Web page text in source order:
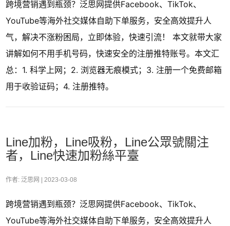
跨境营销遇到瓶颈？泛思网提供Facebook、TikTok、
YouTube等海外社交媒体自助下单服务，安全高效提升人
气，解决不涨粉困局，立即体验，快速引流！ 本文就带大家
讲解如何不用手机号码，快速安全的注册推特账号。本文汇
总：1. 科学上网；2. 浏览器无痕模式；3. 注册一个免费邮箱
用于收验证码；4. 注册推特。
Line加粉，Line吸粉，Line公眾號關注
者，Line快速加粉絲平臺
作者: 泛思网 | 2023-03-08
跨境营销遇到瓶颈？泛思网提供Facebook、TikTok、
YouTube等海外社交媒体自助下单服务，安全高效提升人